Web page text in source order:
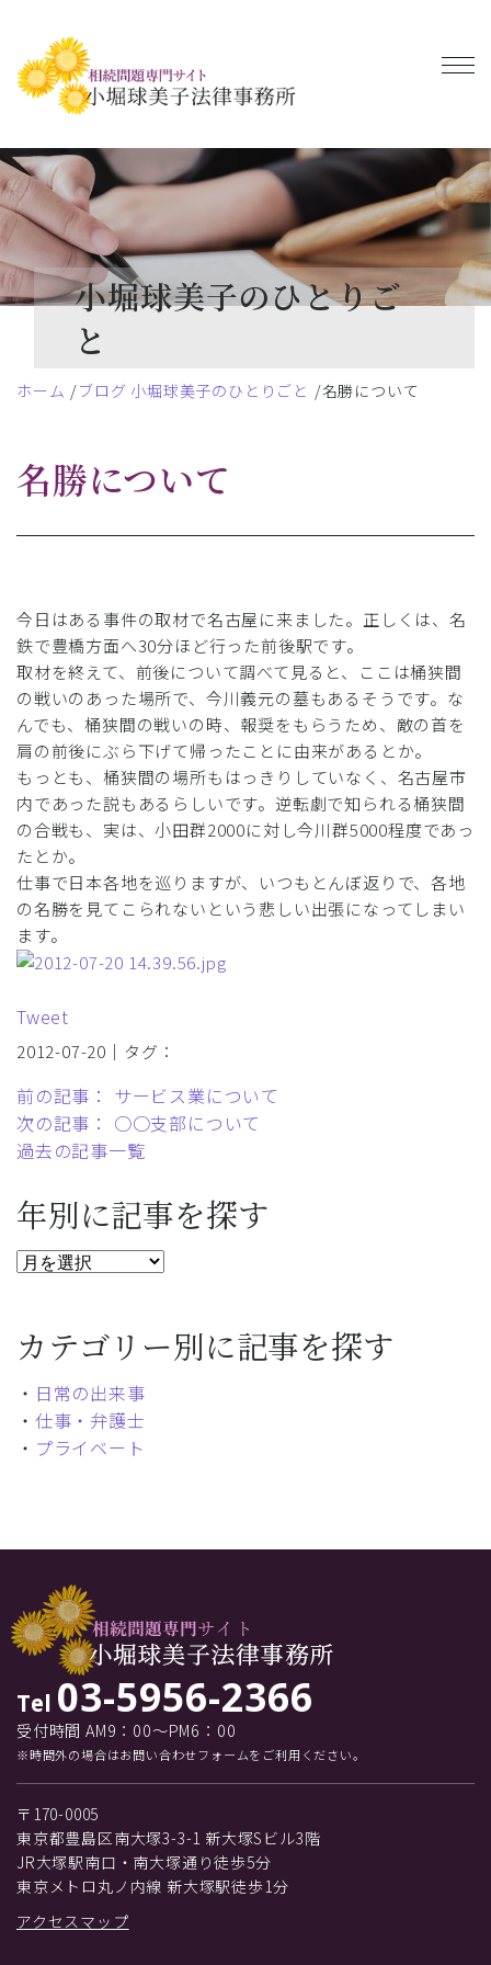
小堀球美子のひとりご
と
ホーム ブログ 小堀球美子のひとりごと 名勝について
名勝について
今日はある事件の取材で名古屋に来ました。正しくは、名
鉄で豊橋方面へ30分ほど行った前後駅です。
取材を終えて、前後について調べて見ると、ここは桶狭間
の戦いのあった場所で、今川義元の墓もあるそうです。な
んでも、桶狭間の戦いの時、報奨をもらうため、敵の首を
肩の前後にぶら下げて帰ったことに由来があるとか。
もっとも、桶狭間の場所もはっきりしていなく、名古屋市
内であった説もあるらしいです。逆転劇で知られる桶狭間
の合戦も、実は、小田群2000に対し今川群5000程度であっ
たとか。
仕事で日本各地を巡りますが、いつもとんぼ返りで、各地
の名勝を見てこられないという悲しい出張になってしまい
ます。
Tweet
2012-07-20｜タグ：
前の記事： サービス業について
次の記事： ○○支部について
過去の記事一覧
年別に記事を探す
カテゴリー別に記事を探す
・ 日常の出来事
・ 仕事・弁護士
・ プライベート
Tel 03-5956-2366
受付時間 AM9：00～PM6：00
※時間外の場合はお問い合わせフォームをご利用ください。
〒170-0005
東京都豊島区南大塚3-3-1 新大塚Sビル3階
JR大塚駅南口・南大塚通り徒歩5分
東京メトロ丸ノ内線 新大塚駅徒歩1分
アクセスマップ